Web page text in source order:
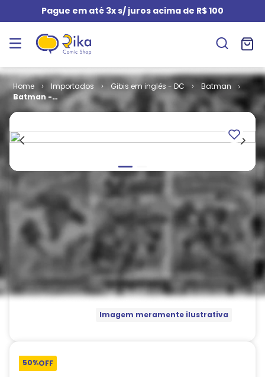
Pague em até 3x s/ juros acima de R$ 100
Importados Gibis em inglês - DC
Batman
Batman -
Volume 1 #
Imagem meramente ilustrativa
50%OFF